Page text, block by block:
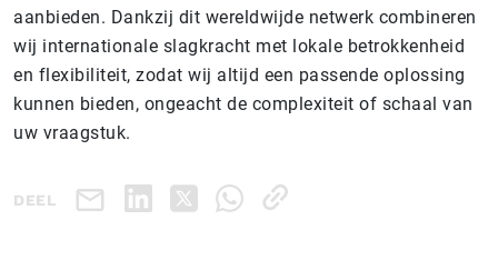
aanbieden. Dankzij dit wereldwijde netwerk combineren
wij internationale slagkracht met lokale betrokkenheid
en flexibiliteit, zodat wij altijd een passende oplossing
kunnen bieden, ongeacht de complexiteit of schaal van
uw vraagstuk.
DEEL